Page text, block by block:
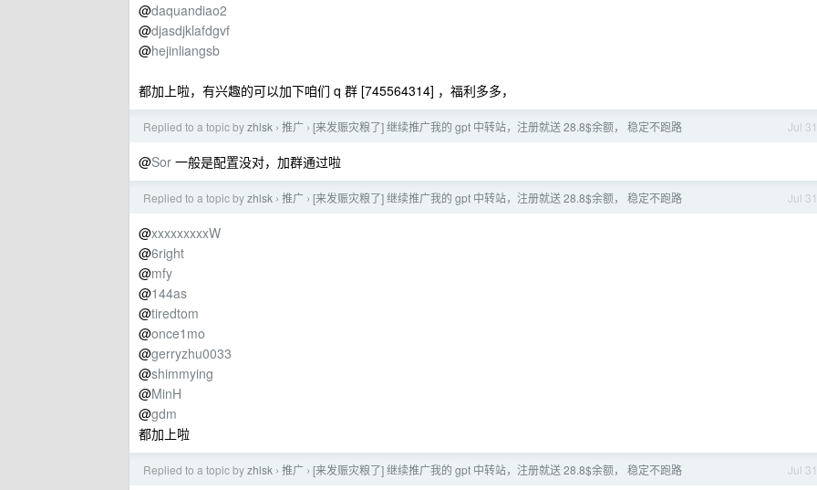
@daquandiao2
@djasdjklafdgvf
@hejinliangsb
都加上啦，有兴趣的可以加下咱们 q 群 [745564314] ，福利多多，
Jul 31
Replied to a topic byzhlsk › 推广 › [来发赈灾粮了] 继续推广我的 gpt 中转站，注册就送 28.8$余额， 稳定不跑路
@Sor 一般是配置没对，加群通过啦
Jul 31
Replied to a topic byzhlsk › 推广 › [来发赈灾粮了] 继续推广我的 gpt 中转站，注册就送 28.8$余额， 稳定不跑路
@xxxxxxxxxW
@6right
@mfy
@144as
@tiredtom
@once1mo
@gerryzhu0033
@shimmying
@MinH
@gdm
都加上啦
Jul 31
Replied to a topic byzhlsk › 推广 › [来发赈灾粮了] 继续推广我的 gpt 中转站，注册就送 28.8$余额， 稳定不跑路